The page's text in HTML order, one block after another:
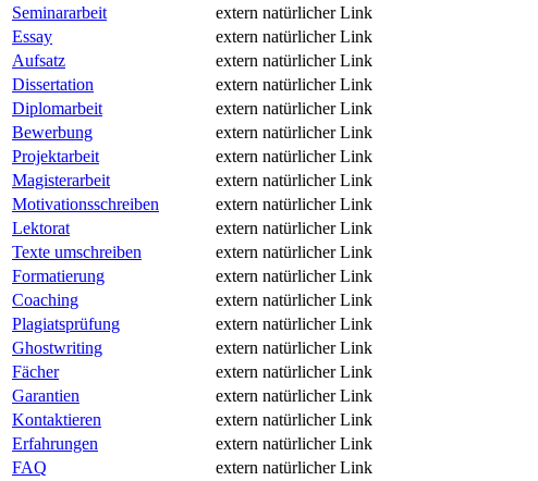
Seminararbeit
extern natürlicher Link
Essay
extern natürlicher Link
Aufsatz
extern natürlicher Link
Dissertation
extern natürlicher Link
Diplomarbeit
extern natürlicher Link
Bewerbung
extern natürlicher Link
Projektarbeit
extern natürlicher Link
Magisterarbeit
extern natürlicher Link
Motivationsschreiben
extern natürlicher Link
Lektorat
extern natürlicher Link
Texte umschreiben
extern natürlicher Link
Formatierung
extern natürlicher Link
Coaching
extern natürlicher Link
Plagiatsprüfung
extern natürlicher Link
Ghostwriting
extern natürlicher Link
Fächer
extern natürlicher Link
Garantien
extern natürlicher Link
Kontaktieren
extern natürlicher Link
Erfahrungen
extern natürlicher Link
FAQ
extern natürlicher Link